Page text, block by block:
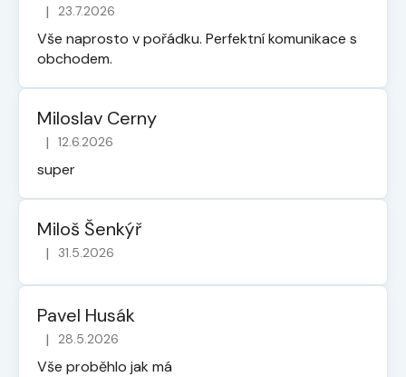
Hodnocení obchodu je 5 z 5 hvězdiček.
| 23.7.2026
Vše naprosto v pořádku. Perfektní komunikace s
obchodem.
Miloslav Cerny
Hodnocení obchodu je 5 z 5 hvězdiček.
| 12.6.2026
super
Miloš Šenkýř
Hodnocení obchodu je 5 z 5 hvězdiček.
| 31.5.2026
Pavel Husák
Hodnocení obchodu je 5 z 5 hvězdiček.
| 28.5.2026
Vše proběhlo jak má